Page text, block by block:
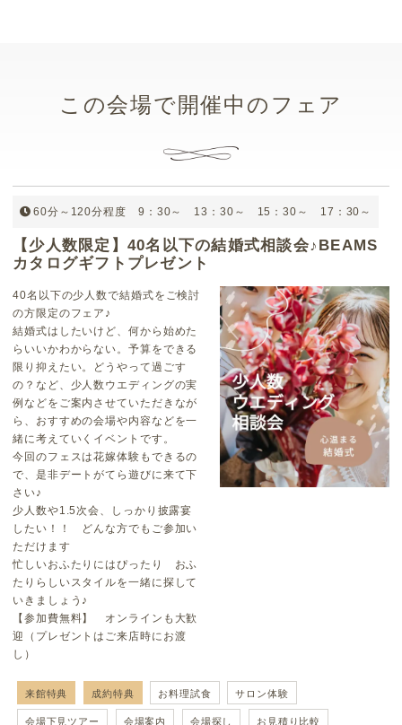
この会場で開催中のフェア
60分～120分程度 9：30～ 13：30～ 15：30～ 17：30～
【少人数限定】40名以下の結婚式相談会♪BEAMS
カタログギフトプレゼント
40名以下の少人数で結婚式をご検討
の方限定のフェア♪
結婚式はしたいけど、何から始めた
らいいかわからない。予算をできる
限り抑えたい。どうやって過ごす
の？など、少人数ウエディングの実
例などをご案内させていただきなが
ら、おすすめの会場や内容などを一
緒に考えていくイベントです。
今回のフェスは花嫁体験もできるの
で、是非デートがてら遊びに来て下
さい♪
少人数や1.5次会、しっかり披露宴
したい！！ どんな方でもご参加い
ただけます
忙しいおふたりにはぴったり おふ
たりらしいスタイルを一緒に探して
いきましょう♪
【参加費無料】 オンラインも大歓
迎（プレゼントはご来店時にお渡
し）
来館特典 成約特典 お料理試食 サロン体験
会場下見ツアー 会場案内 会場探し お見積り比較